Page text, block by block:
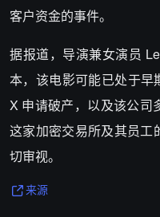
客户资金的事件。
据报道，导演兼女演员
本，该电影可能已处于早
X 申请破产，以及该公司
这家加密交易所及其员工
切审视。
来源